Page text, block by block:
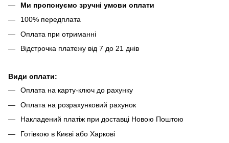
Ми пропонуємо зручні умови оплати
100% передплата
Оплата при отриманні
Відстрочка платежу від 7 до 21 днів
Види оплати:
Оплата на карту-ключ до рахунку
Оплата на розрахунковий рахунок
Накладений платіж при доставці Новою Поштою
Готівкою в Києві або Харкові